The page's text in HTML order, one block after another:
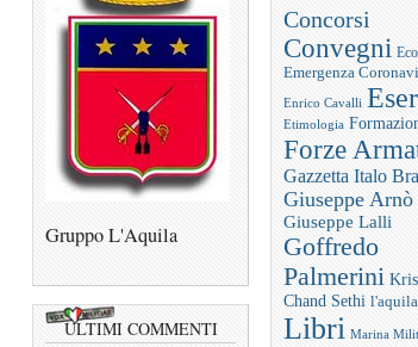
Gruppo L'Aquila
ULTIMI COMMENTI
Concorsi
Convegni
Emergenza
Enrico Cavalli
Etimologia
Forze
Gazzetta Italo
Giuseppe Arnò
Giuseppe Lalli
Goffredo
Palmerini
Chand Sethi l'aquila
Libri Marina